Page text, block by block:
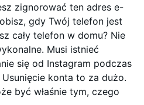
zignorować ten adres e-
gdy Twój telefon jest
cały telefon w domu? Nie
Musi istnieć
się od Instagram podczas
konta to za dużo.
być właśnie tym, czego